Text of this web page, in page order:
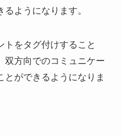
ようになります。
トをタグ付けすること
双方向でのコミュニケー
とができるようになりま